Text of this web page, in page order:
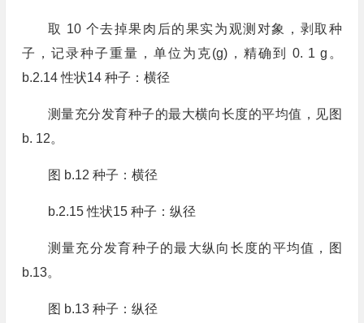
取 10 个去掉果肉后的果实为观测对象，剥取种
子，记录种子重量，单位为克(g)，精确到 0. 1 g。
b.2.14 性状14 种子：横径
测量充分发育种子的最大横向长度的平均值，见图
b. 12。
图 b.12 种子：横径
b.2.15 性状15 种子：纵径
测量充分发育种子的最大纵向长度的平均值，图
b.13。
图 b.13 种子：纵径